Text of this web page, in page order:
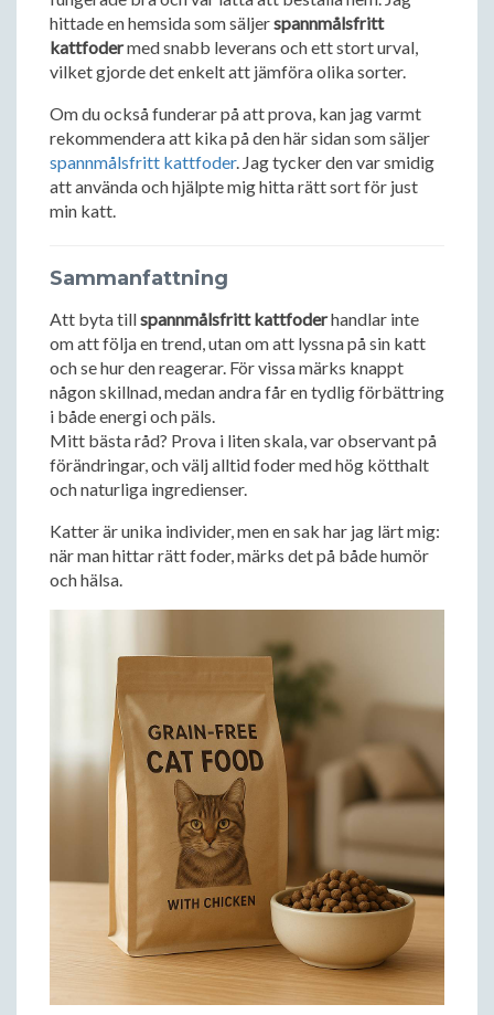
hittade en hemsida som säljerspannmålsfritt
kattfodermed snabb leverans och ett stort urval,
vilket gjorde det enkelt att jämföra olika sorter.
Om du också funderar på att prova, kan jag varmt
rekommendera att kika på den här sidan som säljer
spannmålsfritt kattfoder. Jag tycker den var smidig
att använda och hjälpte mig hitta rätt sort för just
min katt.
Sammanfattning
Att byta tillspannmålsfritt kattfoderhandlar inte
om att följa en trend, utan om att lyssna på sin katt
och se hur den reagerar. För vissa märks knappt
någon skillnad, medan andra får en tydlig förbättring
i både energi och päls.
Mitt bästa råd? Prova i liten skala, var observant på
förändringar, och välj alltid foder med hög kötthalt
och naturliga ingredienser.
Katter är unika individer, men en sak har jag lärt mig:
när man hittar rätt foder, märks det på både humör
och hälsa.